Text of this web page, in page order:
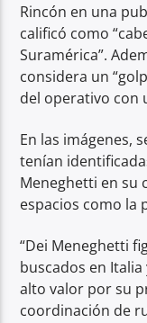
Rincón en una
calificó como
Suramérica”.
considera un
del operativo con
En las imágenes,
tenían
Meneghetti en su
espacios como la
“Dei Meneghetti
buscados en
alto valor por su
coordinación de